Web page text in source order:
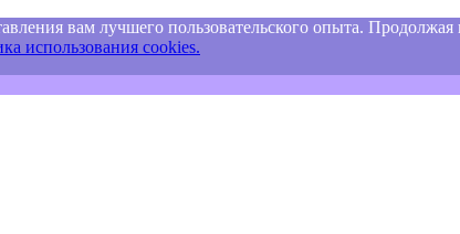
вам лучшего пользовательского опыта.
использования cookies.